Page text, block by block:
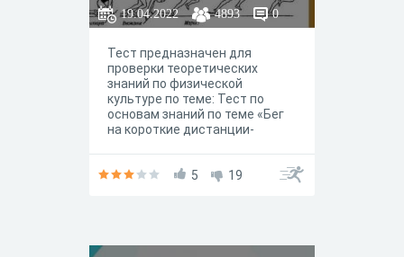
Тест по основам
знаний по теме
«Бег на короткие
дистанции-
спринтерский
бег» - 7 класс
19.04.2022 4893 0
Тест предназначен для
проверки теоретических
знаний по физической
культуре по теме: Тест по
основам знаний по теме «Бег
на короткие дистанции-
5 19